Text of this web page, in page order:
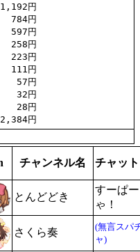
円
784円
597円
円
円
円
57円
32円
28円
チャンネル名 チャット
とんどどき
すーぱ
ゃ！
さくら奏
(無言スパ
ャ)